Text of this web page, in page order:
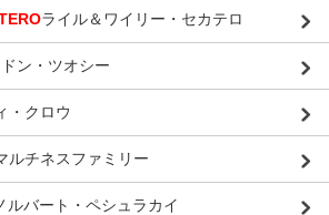
ライル＆ワイリー・セカテロ
ドン・ツオシー
・クロウ
ルチネスファミリー
ルバート・ペシュラカイ